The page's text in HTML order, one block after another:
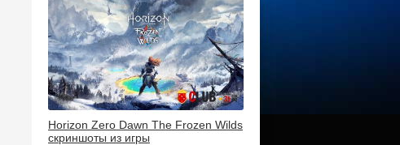
Horizon Zero Dawn The Frozen Wilds
скриншоты из игры